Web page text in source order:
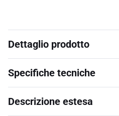
Dettaglio prodotto
Specifiche tecniche
Descrizione estesa